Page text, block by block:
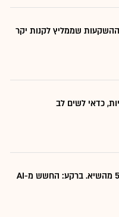
מנהל ההשקעות שממליץ לקנות יקר
כדאי לשים לב
מניית אמדוקס צנחה כ-50% מהשיא. ברקע: החשש מ-AI